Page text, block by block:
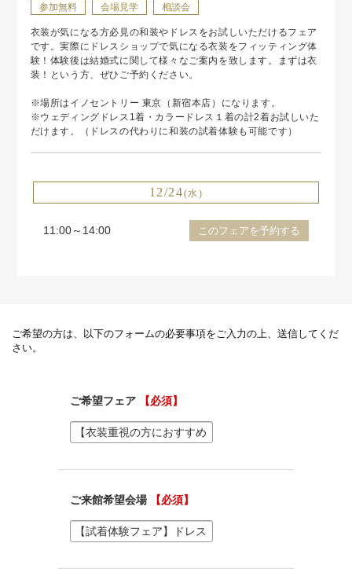
参加無料 会場見学 相談会
衣装が気になる方必見の和装やドレスをお試しいただけるフェア
です。実際にドレスショップで気になる衣装をフィッティング体
験！体験後は結婚式に関して様々なご案内を致します。まずは衣
装！という方、ぜひご予約ください。
※場所はイノセントリー 東京（新宿本店）になります。
※ウェディングドレス1着・カラードレス１着の計2着お試しいた
だけます。（ドレスの代わりに和装の試着体験も可能です）
12/24(水)
11:00～14:00 このフェアを予約する